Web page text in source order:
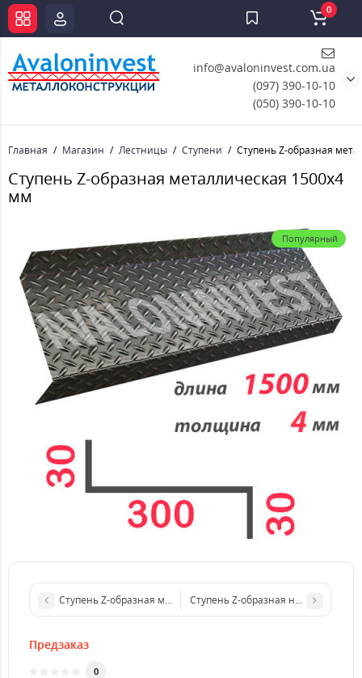
info@avaloninvest.com.ua
(097) 390-10-10
(050) 390-10-10
0
Главная Магазин Лестницы Ступени Ступень Z-образная
Ступень Z-образная металлическая 1500x4
мм
Популярный
Ступень Z-образная металлическая 1500x3 мм
Ступень Z-образная нержавеющая
Предзаказ
0